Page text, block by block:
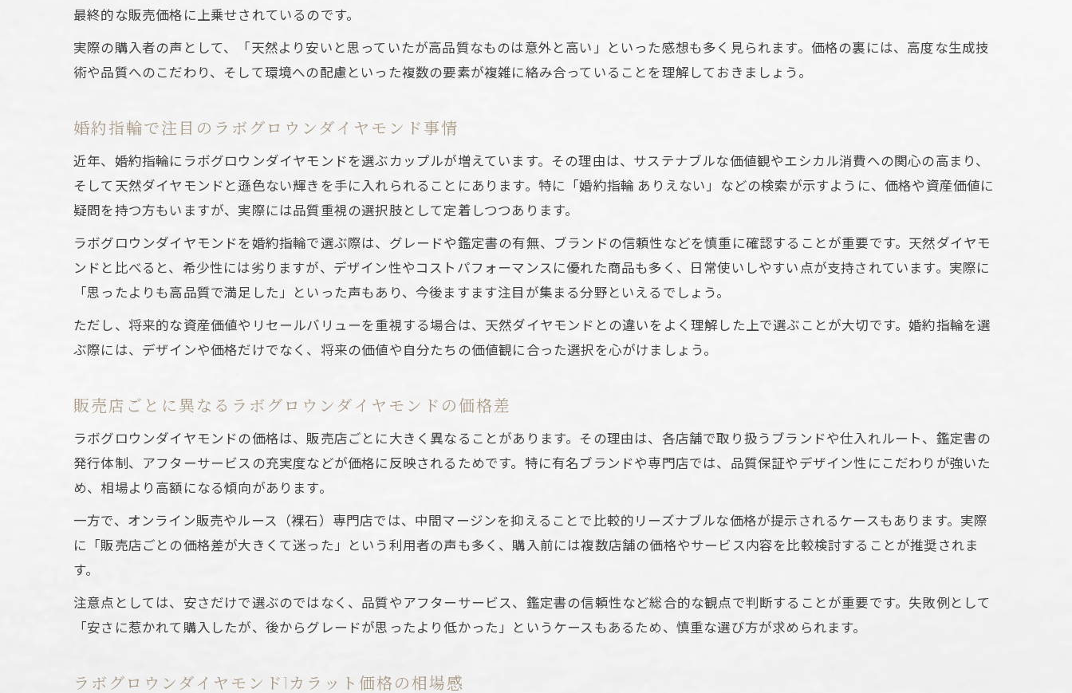
生産工程の違いが価格差を生むラボグロウンダイヤモンド
サステナブル志向と価格プレミアムの関係性
天然とラボグロウンダイヤモンドの価値観比較
天然ダイヤモンドとの資産価値の違いを解説
ラボグロウンダイヤモンドの価格と希少性の比較
婚約指輪選びで重視される価値の違い
高いと感じるラボグロウンの選び方ポイント
ラボグロウンダイヤモンド選びで重視すべき基準
カラットやグレード別ラボグロウンダイヤモンドの選択術
予算に合ったラボグロウンダイヤモンドの見極め方
価格と品質を両立するラボグロウンダイヤモンド選択法
資産価値や投資目線で見るラボグロウンの現状
ラボグロウンダイヤモンドの資産価値を徹底分析
価格下落リスクとラボグロウンダイヤモンドの現実
天然ダイヤとラボグロウンダイヤモンド投資の違い
最終的な販売価格に上乗せされているのです。
実際の購入者の声として、「天然より安いと思っていたが高品質なものは意外と高い」といった感想も多く見られます。価格の裏には、高度な生成技
術や品質へのこだわり、そして環境への配慮といった複数の要素が複雑に絡み合っていることを理解しておきましょう。
婚約指輪で注目のラボグロウンダイヤモンド事情
近年、婚約指輪にラボグロウンダイヤモンドを選ぶカップルが増えています。その理由は、サステナブルな価値観やエシカル消費への関心の高まり、
そして天然ダイヤモンドと遜色ない輝きを手に入れられることにあります。特に「婚約指輪 ありえない」などの検索が示すように、価格や資産価値に
疑問を持つ方もいますが、実際には品質重視の選択肢として定着しつつあります。
ラボグロウンダイヤモンドを婚約指輪で選ぶ際は、グレードや鑑定書の有無、ブランドの信頼性などを慎重に確認することが重要です。天然ダイヤモ
ンドと比べると、希少性には劣りますが、デザイン性やコストパフォーマンスに優れた商品も多く、日常使いしやすい点が支持されています。実際に
「思ったよりも高品質で満足した」といった声もあり、今後ますます注目が集まる分野といえるでしょう。
ただし、将来的な資産価値やリセールバリューを重視する場合は、天然ダイヤモンドとの違いをよく理解した上で選ぶことが大切です。婚約指輪を選
ぶ際には、デザインや価格だけでなく、将来の価値や自分たちの価値観に合った選択を心がけましょう。
販売店ごとに異なるラボグロウンダイヤモンドの価格差
ラボグロウンダイヤモンドの価格は、販売店ごとに大きく異なることがあります。その理由は、各店舗で取り扱うブランドや仕入れルート、鑑定書の
発行体制、アフターサービスの充実度などが価格に反映されるためです。特に有名ブランドや専門店では、品質保証やデザイン性にこだわりが強いた
め、相場より高額になる傾向があります。
一方で、オンライン販売やルース（裸石）専門店では、中間マージンを抑えることで比較的リーズナブルな価格が提示されるケースもあります。実際
に「販売店ごとの価格差が大きくて迷った」という利用者の声も多く、購入前には複数店舗の価格やサービス内容を比較検討することが推奨されま
す。
注意点としては、安さだけで選ぶのではなく、品質やアフターサービス、鑑定書の信頼性など総合的な観点で判断することが重要です。失敗例として
「安さに惹かれて購入したが、後からグレードが思ったより低かった」というケースもあるため、慎重な選び方が求められます。
ラボグロウンダイヤモンド1カラット価格の相場感